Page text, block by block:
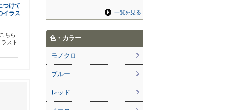
つけて
イラス
ちら
スト…
一覧を見る
色・カラー
モノクロ
ブルー
レッド